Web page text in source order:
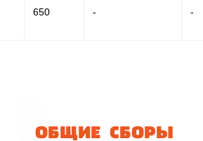
650 - -
ОБЩИЕ СБОРЫ